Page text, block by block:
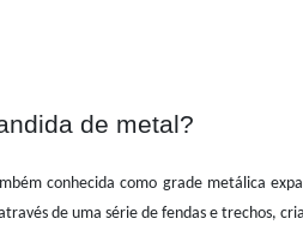
de metal?
conhecida como grade metálica
de uma série de fendas e trechos,